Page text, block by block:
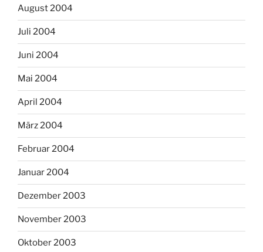
August 2004
Juli 2004
Juni 2004
Mai 2004
April 2004
März 2004
Februar 2004
Januar 2004
Dezember 2003
November 2003
Oktober 2003